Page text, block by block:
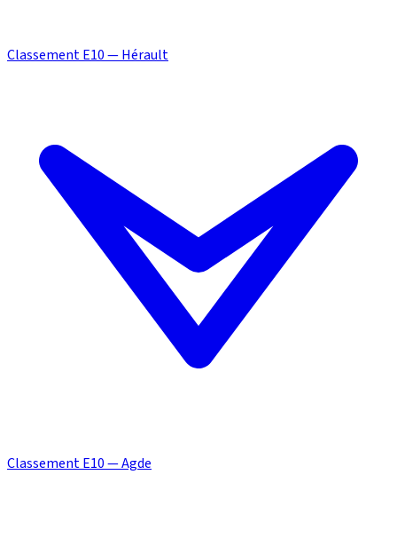
Classement E10 — Hérault
Classement E10 — Agde